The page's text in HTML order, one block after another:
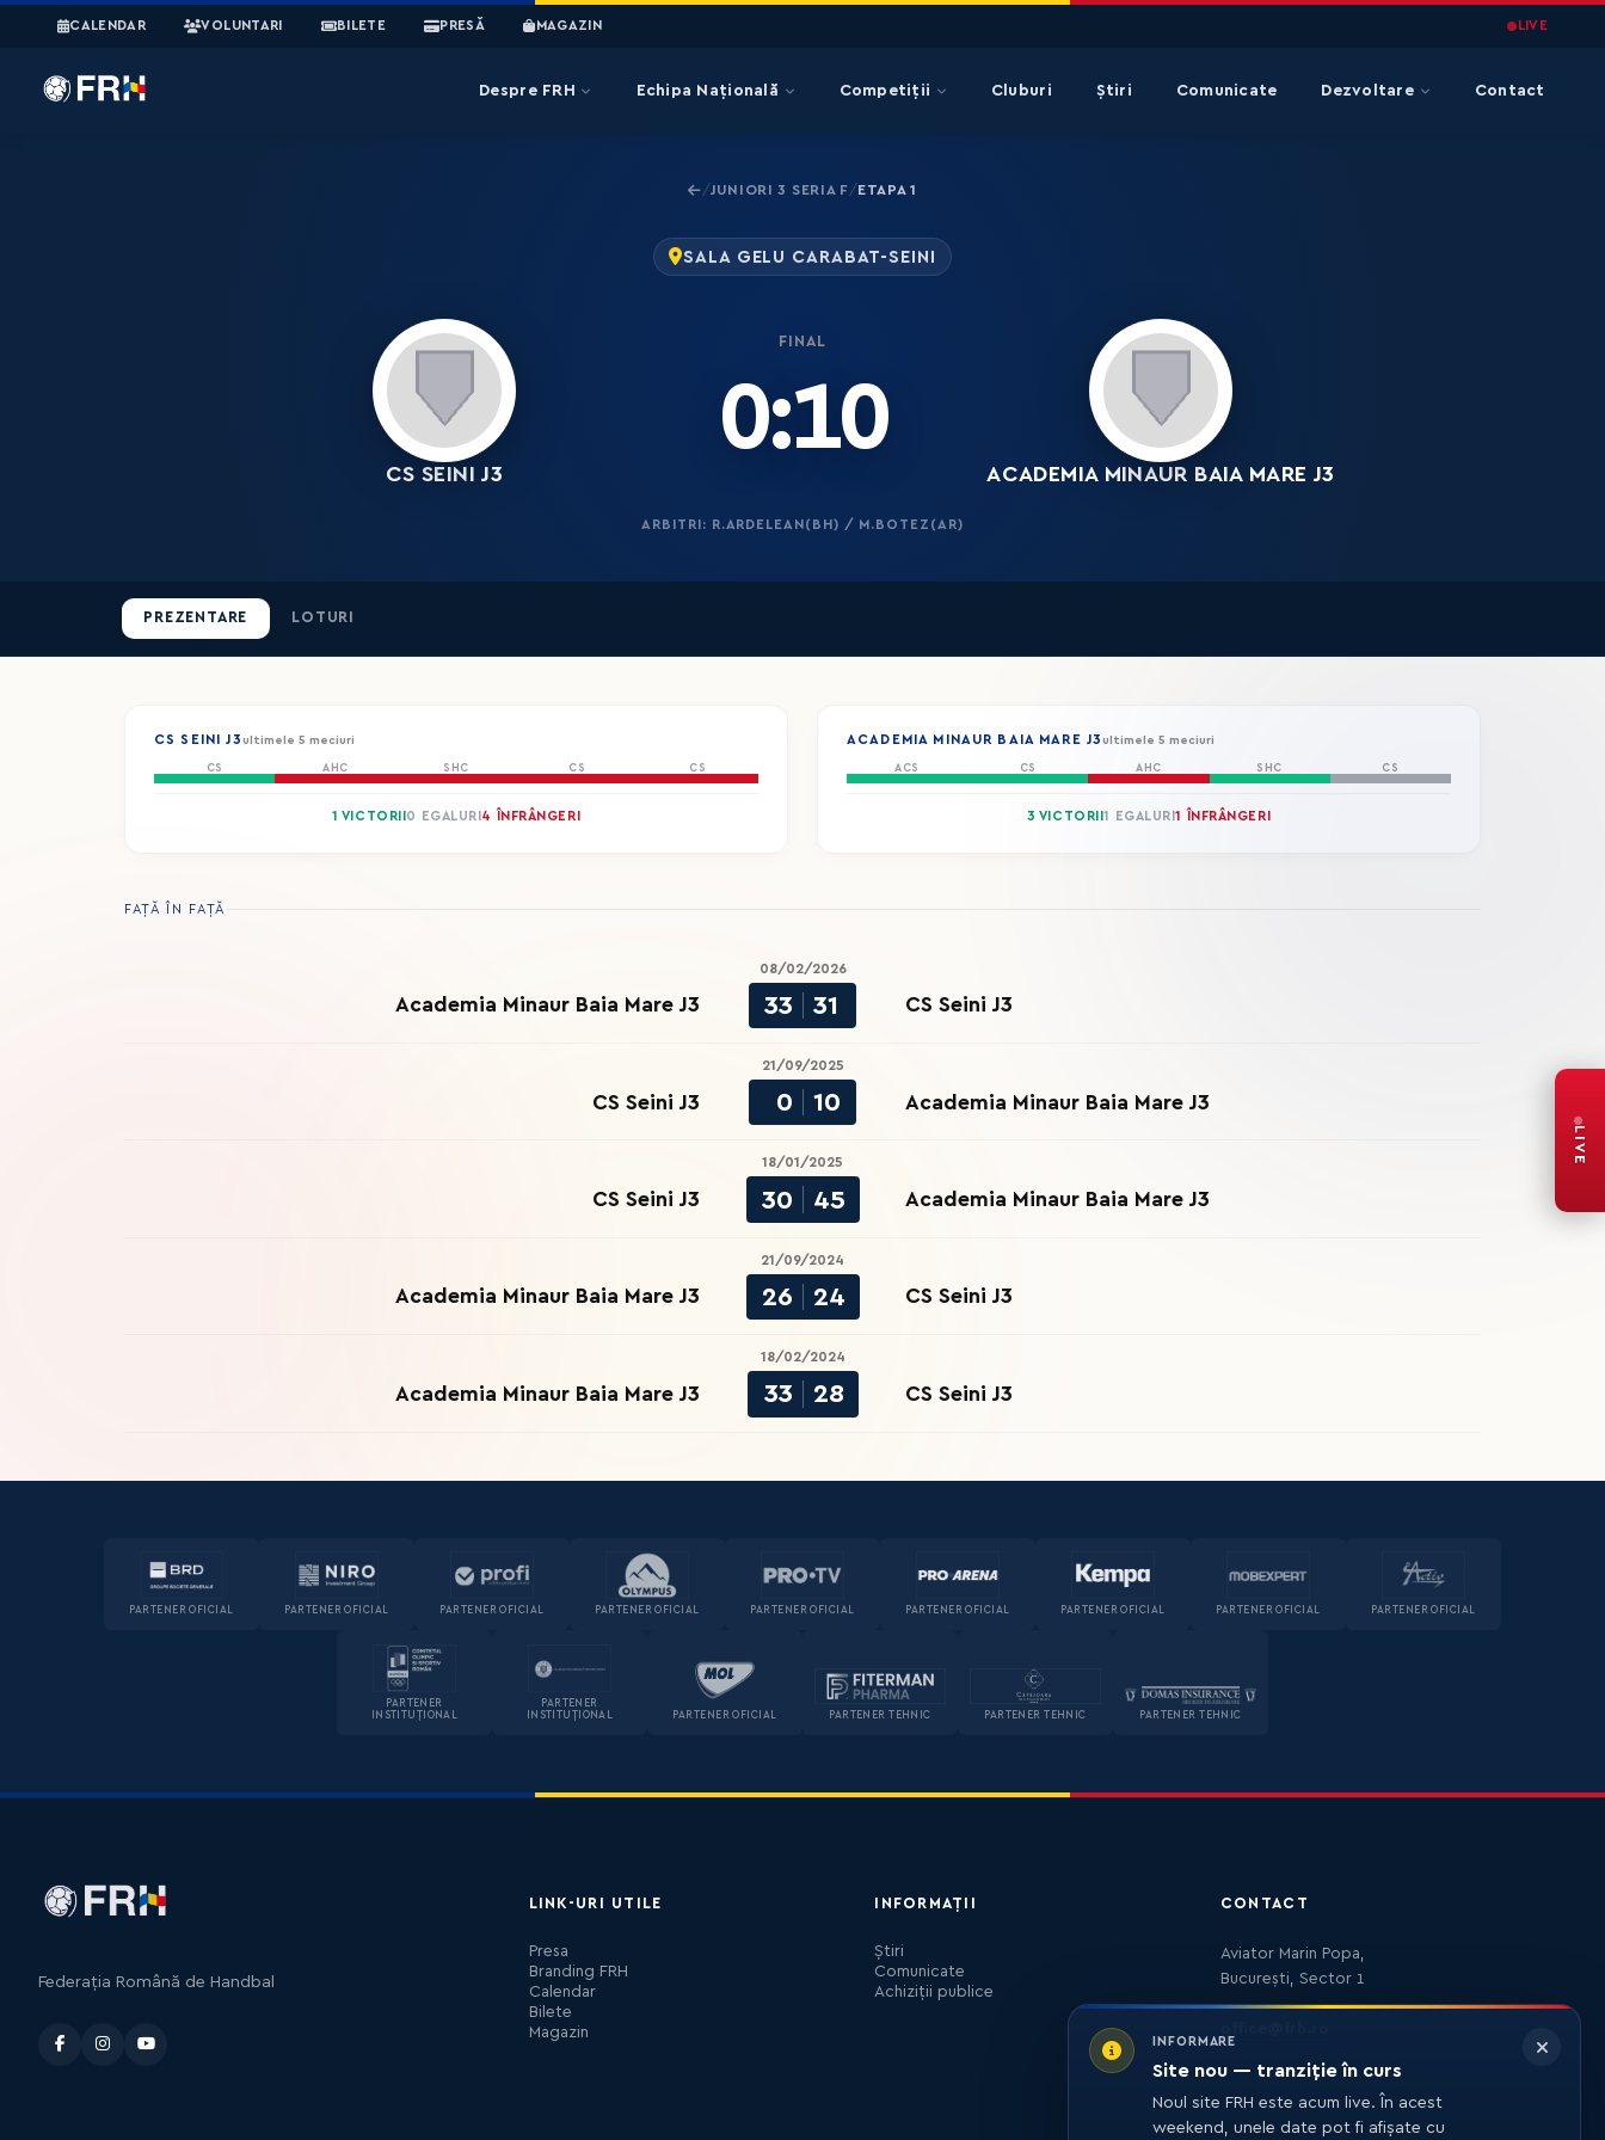
CALENDAR VOLUNTARI BILETE PRESĂ MAGAZIN LIVE
Despre FRH Echipa Națională Competiții Cluburi Știri Comunicate Dezvoltare Contact
/JUNIORI 3 SERIA F/ETAPA 1
SALA GELU CARABAT-SEINI
CS SEINI J3
FINAL
0:10
ACADEMIA MINAUR BAIA MARE J3
ARBITRI: R.ARDELEAN(BH) / M.BOTEZ(AR)
PREZENTARE LOTURI
CS SEINI J3 ultimele 5 meciuri
CS AHC SHC CS CS
1 VICTORII 0 EGALURI 4 ÎNFRÂNGERI
ACADEMIA MINAUR BAIA MARE J3ultimele 5 meciuri
ACS CS AHC SHC CS
3 VICTORII1 EGALURI1 ÎNFRÂNGERI
FAȚĂ ÎN FAȚĂ
Academia Minaur Baia Mare J3
08/02/2026
33 31 CS Seini J3
CS Seini J3
21/09/2025
0 10 Academia Minaur Baia Mare J3
CS Seini J3
18/01/2025
30 45 Academia Minaur Baia Mare J3
Academia Minaur Baia Mare J3
21/09/2024
26 24 CS Seini J3
Academia Minaur Baia Mare J3
18/02/2024
33 28 CS Seini J3
PARTENER OFICIAL PARTENER OFICIAL PARTENER OFICIAL PARTENER OFICIAL PARTENER OFICIAL PARTENER OFICIAL PARTENER OFICIAL PARTENER OFICIAL PARTENER OFICIAL
PARTENER
INSTITUȚIONAL
PARTENER
INSTITUȚIONAL
PARTENER OFICIAL PARTENER TEHNIC PARTENER TEHNIC PARTENER TEHNIC
INFORMARE
Site nou — tranziție în curs
Noul site FRH este acum live. În acest
weekend, unele date pot fi afișate cu
LIVE
Federația Română de Handbal
LINK-URI UTILE
Presa
Branding FRH
Calendar
Bilete
Magazin
INFORMAȚII
Știri
Comunicate
Achiziții publice
CONTACT
Aviator Marin Popa,
București, Sector 1